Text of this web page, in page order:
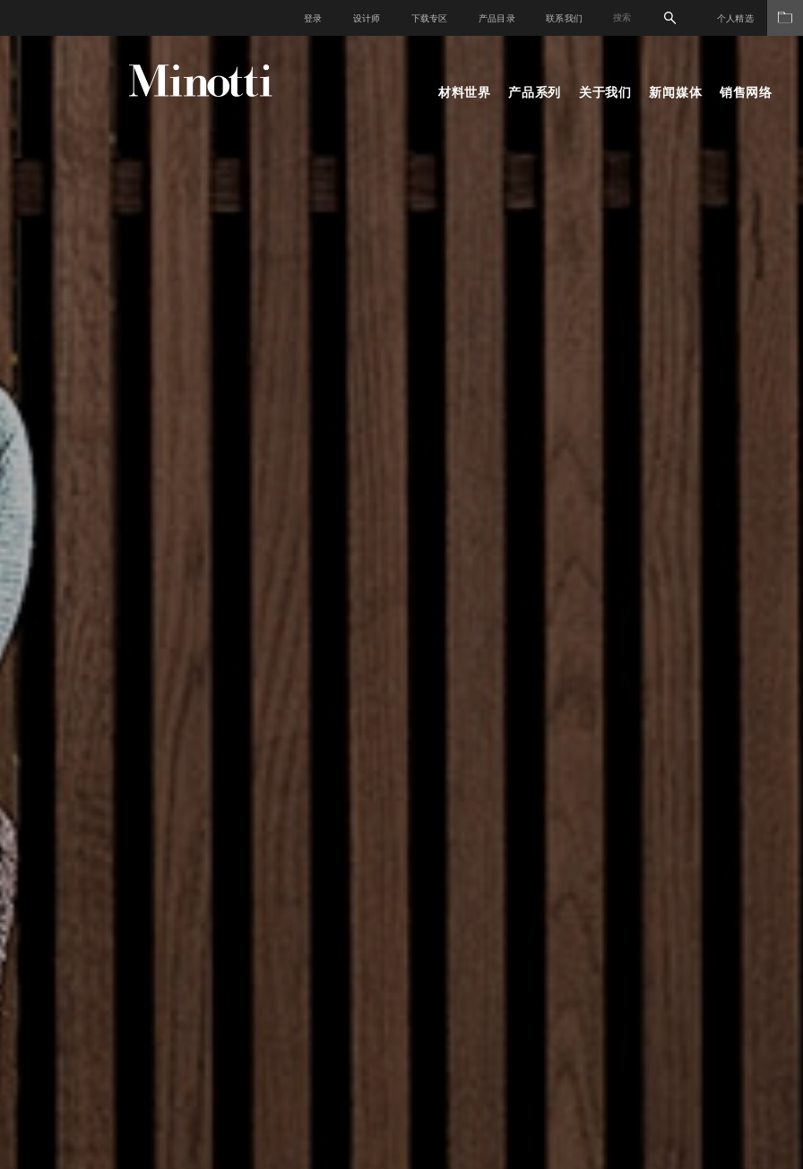
登录 设计师 下载专区 产品目录 联系我们 个人精选
材料世界 产品系列 关于我们 新闻媒体 销售网络